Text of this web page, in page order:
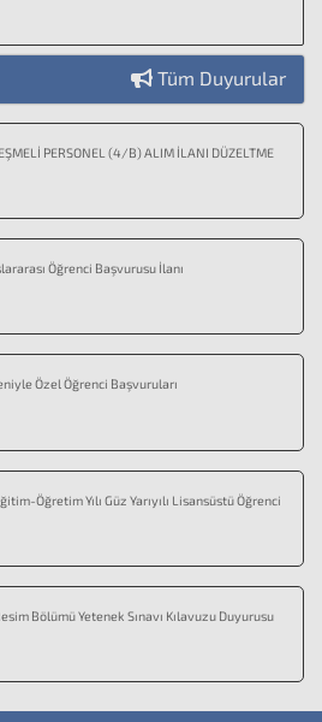
Tüm Duyurular
PERSONEL (4/B) ALIM İLANI DÜZELTME
Öğrenci Başvurusu İlanı
Özel Öğrenci Başvuruları
Öğretim Yılı Güz Yarıyılı Lisansüstü Öğrenci
Bölümü Yetenek Sınavı Kılavuzu Duyurusu